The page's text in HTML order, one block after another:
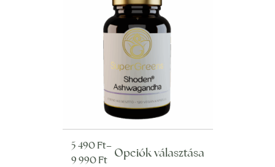
5 490Ft–
9 990Ft
Ártartomány:
5
Opciók választásaEnnek